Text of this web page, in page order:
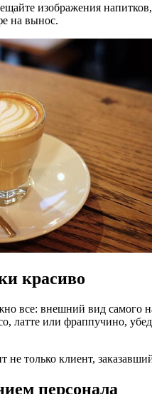
изображения
на вынос.
красиво
все: внешний вид
латте или фраппучино,
не только клиент,
персонала